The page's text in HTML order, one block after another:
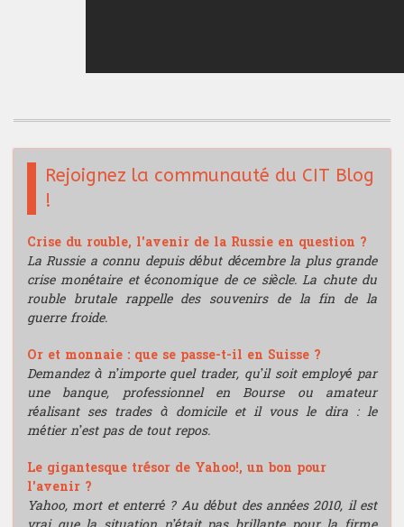
Rejoignez la communauté du CIT Blog
!
Crise du rouble, l'avenir de la Russie en question ?
La Russie a connu depuis début décembre la plus grande
crise monétaire et économique de ce siècle. La chute du
rouble brutale rappelle des souvenirs de la fin de la
guerre froide.
Or et monnaie : que se passe-t-il en Suisse ?
Demandez à n’importe quel trader, qu’il soit employé par
une banque, professionnel en Bourse ou amateur
réalisant ses trades à domicile et il vous le dira : le
métier n’est pas de tout repos.
Le gigantesque trésor de Yahoo!, un bon pour
l'avenir ?
Yahoo, mort et enterré ? Au début des années 2010, il est